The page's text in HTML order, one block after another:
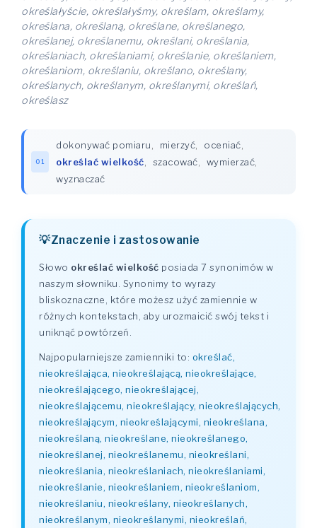
określałyście, określałyśmy, określam, określamy,
określana, określaną, określane, określanego,
określanej, określanemu, określani, określania,
określaniach, określaniami, określanie, określaniem,
określaniom, określaniu, określano, określany,
określanych, określanym, określanymi, określań,
określasz
01
dokonywać pomiaru mierzyć oceniać
określać wielkość
szacować wymierzać
wyznaczać
Znaczenie i zastosowanie
Słowo określać wielkość posiada 7 synonimów w
naszym słowniku. Synonimy to wyrazy
bliskoznaczne, które możesz użyć zamiennie w
różnych kontekstach, aby urozmaicić swój tekst i
uniknąć powtórzeń.
Najpopularniejsze zamienniki to: określać,
nieokreślająca, nieokreślającą, nieokreślające,
nieokreślającego, nieokreślającej,
nieokreślającemu, nieokreślający, nieokreślających,
nieokreślającym, nieokreślającymi, nieokreślana,
nieokreślaną, nieokreślane, nieokreślanego,
nieokreślanej, nieokreślanemu, nieokreślani,
nieokreślania, nieokreślaniach, nieokreślaniami,
nieokreślanie, nieokreślaniem, nieokreślaniom,
nieokreślaniu, nieokreślany, nieokreślanych,
nieokreślanym, nieokreślanymi, nieokreślań,